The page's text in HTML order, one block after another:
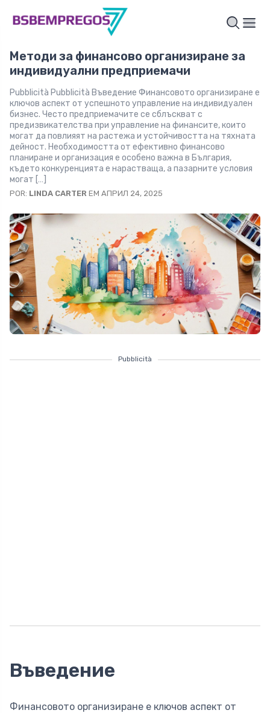
Методи за финансово организиране за
индивидуални предприемачи
Pubblicità Pubblicità Въведение Финансовото организиране е
ключов аспект от успешното управление на индивидуален
бизнес. Често предприемачите се сблъскват с
предизвикателства при управление на финансите, които
могат да повлияят на растежа и устойчивостта на тяхната
дейност. Необходимостта от ефективно финансово
планиране и организация е особено важна в България,
където конкуренцията е нарастваща, а пазарните условия
могат […]
POR: LINDA CARTER EM АПРИЛ 24, 2025
Pubblicità
Въведение
Финансовото организиране е ключов аспект от